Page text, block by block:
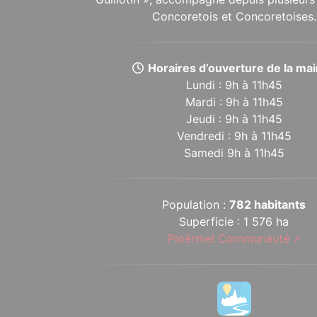
Concoretois et Concoretoises.
Horaires d’ouverture de la
Lundi : 9h à 11h45
Mardi : 9h à 11h45
Jeudi : 9h à 11h45
Vendredi : 9h à 11h45
Samedi 9h à 11h45
Population :782 habitants
Superficie : 1 576 ha
Ploërmel Communauté